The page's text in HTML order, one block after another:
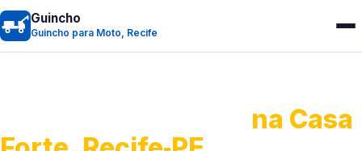
Guincho
Guincho para Moto, Recife
na Casa